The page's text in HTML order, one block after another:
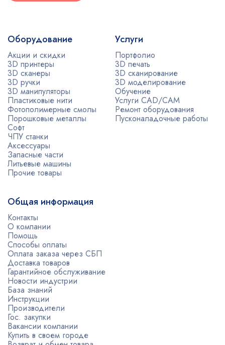
Оборудование
Акции и скидки
3D принтеры
3D сканеры
3D ручки
3D манипуляторы
Пластиковые нити
Фотополимерные смолы
Порошковые металлы
Софт
ЧПУ станки
Аксессуары
Запасные части
Литьевые машины
Прочие товары
Услуги
Портфолио
3D печать
3D сканирование
3D моделирование
Обучение
Услуги CAD/CAM
Ремонт оборудования
Пусконаладочные работы
Общая информация
Контакты
О компании
Помощь
Способы оплаты
Оплата заказа через СБП
Доставка товаров
Гарантийное обслуживание
Новости индустрии
База знаний
Инструкции
Производители
Гос. закупки
Вакансии компании
Купить в своем городе